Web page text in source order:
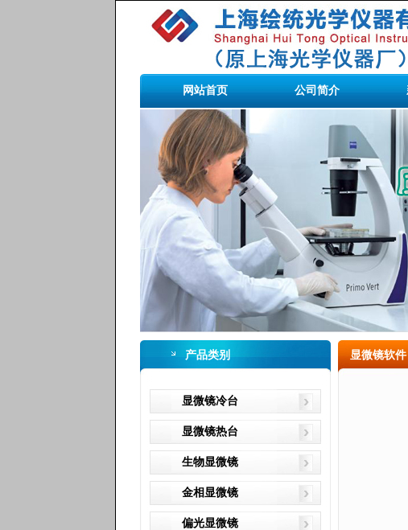
网站首页 公司简介
产品类别
显微镜冷台
显微镜热台
生物显微镜
金相显微镜
偏光显微镜
显微镜软件